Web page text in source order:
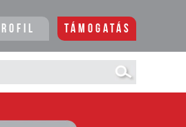
Támogatás